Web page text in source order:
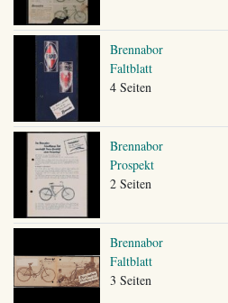
Brennabor
Faltblatt
4 Seiten
Brennabor
Prospekt
2 Seiten
Brennabor
Faltblatt
3 Seiten